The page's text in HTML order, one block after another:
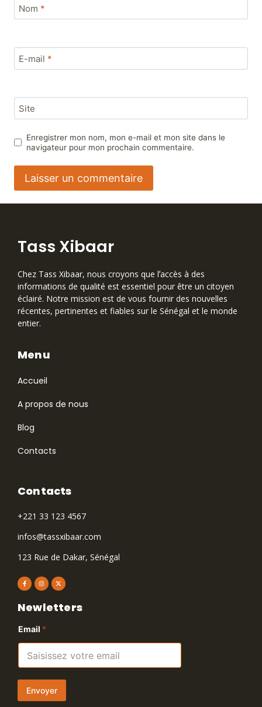
Nom *
E-mail *
Site
Enregistrer mon nom, mon e-mail et mon site dans le
navigateur pour mon prochain commentaire.
Tass Xibaar
Chez Tass Xibaar, nous croyons que lʼaccès à des
informations de qualité est essentiel pour être un citoyen
éclairé. Notre mission est de vous fournir des nouvelles
récentes, pertinentes et fiables sur le Sénégal et le monde
entier.
Accueil
A propos de nous
Blog
Contacts
Menu
Contacts
+221 33 123 4567
infos@tassxibaar.com
123 Rue de Dakar, Sénégal
Newletters
Email *
Envoyer